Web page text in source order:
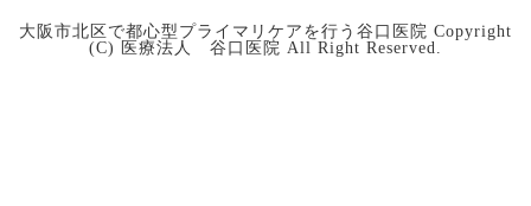
大阪市北区で都心型プライマリケアを行う谷口医院 Copyright
(C) 医療法人 谷口医院 All Right Reserved.